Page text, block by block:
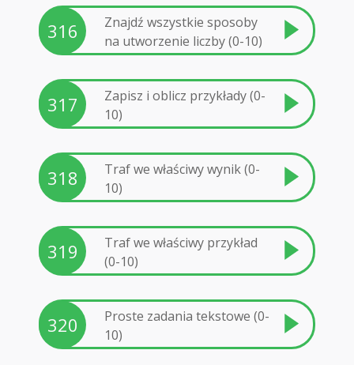
316
Znajdź wszystkie sposoby
na utworzenie liczby (0-10)
317
Zapisz i oblicz przykłady (0-
10)
318
Traf we właściwy wynik (0-
10)
319
Traf we właściwy przykład
(0-10)
320
Proste zadania tekstowe (0-
10)